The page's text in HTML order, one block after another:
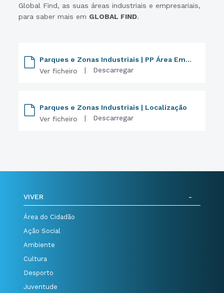
Global Find, as suas áreas industriais e empresariais,
para saber mais em GLOBAL FIND.
Parques e Zonas Industriais | PP Área Empresarial Carapinha
Ver ficheiro
| Descarregar
Parques e Zonas Industriais | Localização
Ver ficheiro
| Descarregar
VIVER
Área do Cidadão
Ação Social
Ambiente
Cultura
Desporto
Juventude